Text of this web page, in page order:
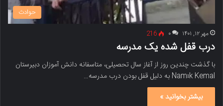
حوادث
مهر ۱۲, ۱۴۰۱ ۰ 216
درب قفل شده یک مدرسه
با گذشت چندین روز از آغاز سال تحصیلی، متاسفانه دانش آموزان دبیرستان
Namık Kemal به دلیل قفل بودن درب مدرسه…
بیشتر بخوانید »